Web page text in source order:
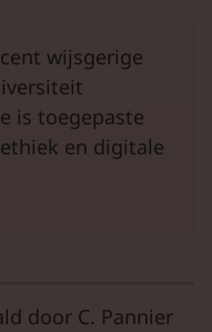
wijsgerige
is toegepaste
en digitale
door C. Pannier